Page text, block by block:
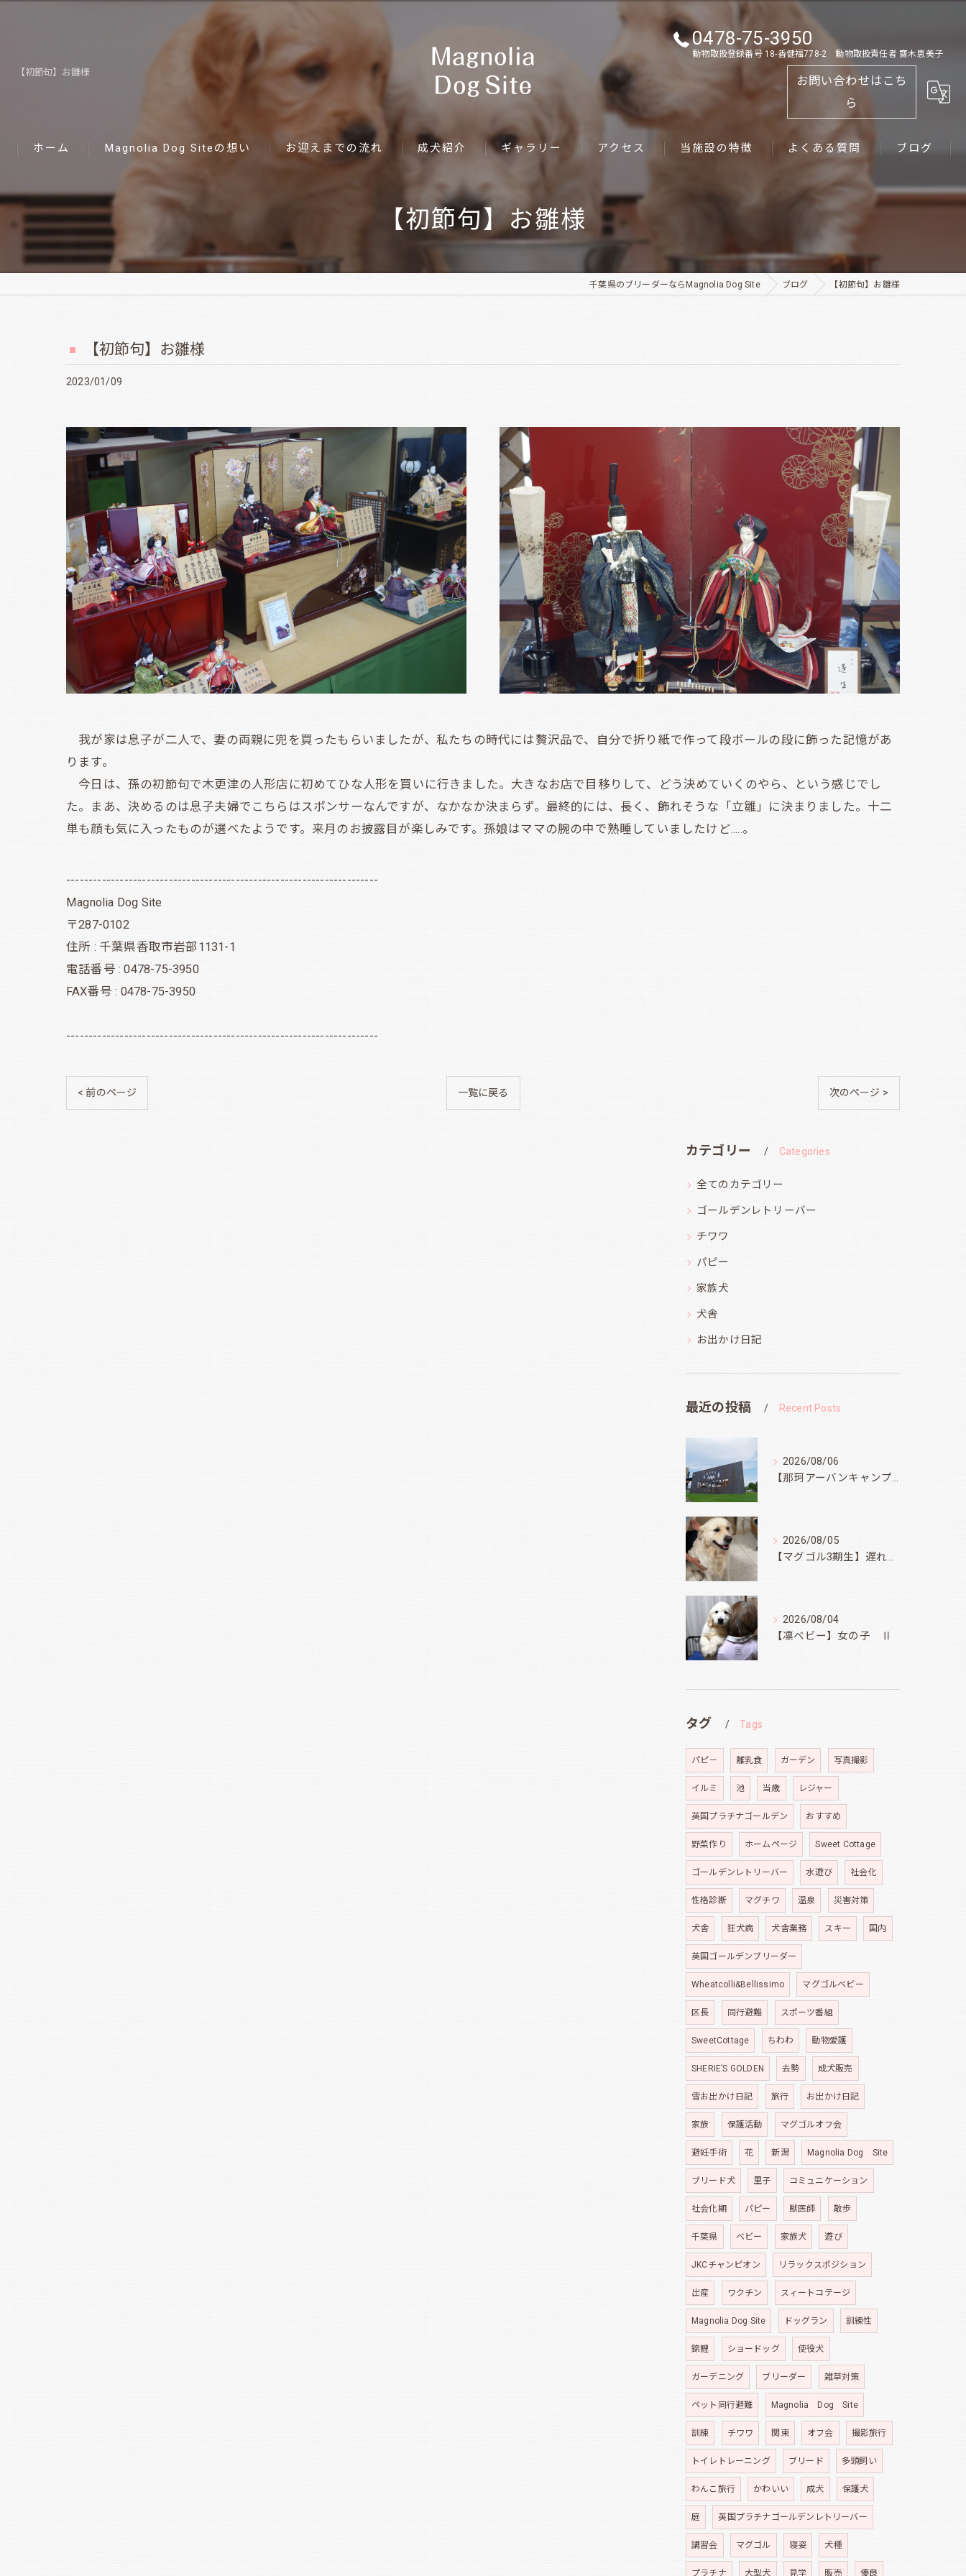
【初節句】お雛様
0478-75-3950
動物取扱登録番号 18-香健福778-2 動物取扱責任者 齋木恵美子
お問い合わせはこち
ら
ホーム Magnolia Dog Siteの想い お迎えまでの流れ 成犬紹介 ギャラリー アクセス 当施設の特徴
犬舎
よくある質問 ブログ
【初節句】お雛様
千葉県のブリーダーならMagnolia Dog Site ブログ 【初節句】お雛様
【初節句】お雛様
2023/01/09
我が家は息子が二人で、妻の両親に兜を買ったもらいましたが、私たちの時代には贅沢品で、自分で折り紙で作って段ボールの段に飾った記憶があ
ります。
今日は、孫の初節句で木更津の人形店に初めてひな人形を買いに行きました。大きなお店で目移りして、どう決めていくのやら、という感じでし
た。まあ、決めるのは息子夫婦でこちらはスポンサーなんですが、なかなか決まらず。最終的には、長く、飾れそうな「立雛」に決まりました。十二
単も顔も気に入ったものが選べたようです。来月のお披露目が楽しみです。孫娘はママの腕の中で熟睡していましたけど.....。
----------------------------------------------------------------------
Magnolia Dog Site
〒287-0102
住所 : 千葉県香取市岩部1131-1
電話番号 : 0478-75-3950
FAX番号 : 0478-75-3950
----------------------------------------------------------------------
< 前のページ 一覧に戻る 次のページ >
カテゴリー Categories
全てのカテゴリー
ゴールデンレトリーバー
チワワ
パピー
家族犬
犬舎
お出かけ日記
最近の投稿 Recent Posts
2026/08/06
【那珂アーバンキャンプフィールド】
2026/08/05
【マグゴル3期生】遅ればせながら
2026/08/04
【凛ベビー】女の子 Ⅱ
タグ Tags
パピ－ 離乳食 ガーデン 写真撮影
イルミ 池 当歳 レジャー
英国プラチナゴールデン おすすめ
野菜作り ホームページ Sweet Cottage
ゴールデンレトリーバー 水遊び 社会化
性格診断 マグチワ 温泉 災害対策
犬舎 狂犬病 犬舎業務 スキー 国内
英国ゴールデンブリーダー
Wheatcolli&Bellissimo マグゴルベビー
区長 同行避難 スポーツ番組
SweetCottage ちわわ 動物愛護
SHERIE’S GOLDEN 去勢 成犬販売
雪お出かけ日記 旅行 お出かけ日記
家族 保護活動 マグゴルオフ会
避妊手術 花 新潟 Magnolia Dog Site
ブリード犬 里子 コミュニケーション
社会化期 パピー 獣医師 散歩
千葉県 ベビー 家族犬 遊び
JKCチャンピオン リラックスポジション
出産 ワクチン スィートコテージ
Magnolia Dog Site ドッグラン 訓練性
錦鯉 ショードッグ 使役犬
ガーデニング ブリーダー 雑草対策
ペット同行避難 Magnolia Dog Site
訓練 チワワ 関東 オフ会 撮影旅行
トイレトレーニング ブリード 多頭飼い
わんこ旅行 かわいい 成犬 保護犬
庭 英国プラチナゴールデンレトリーバー
講習会 マグゴル 寝姿 犬種
プラチナ 大型犬 見学 販売 優良